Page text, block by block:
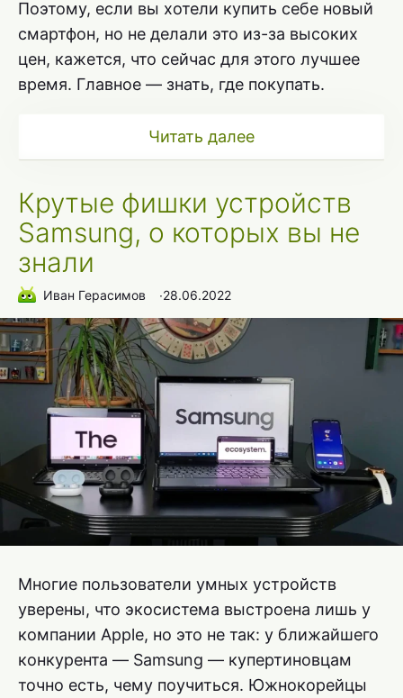
Поэтому, если вы хотели купить себе новый
смартфон, но не делали это из-за высоких
цен, кажется, что сейчас для этого лучшее
время. Главное — знать, где покупать.
Читать далее
Крутые фишки устройств
Samsung, о которых вы не
знали
Иван Герасимов ∙28.06.2022
Многие пользователи умных устройств
уверены, что экосистема выстроена лишь у
компании Apple, но это не так: у ближайшего
конкурента — Samsung — купертиновцам
точно есть, чему поучиться. Южнокорейцы